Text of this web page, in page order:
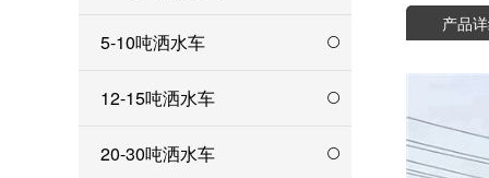
5-10吨洒水车
12-15吨洒水车
20-30吨洒水车
产品